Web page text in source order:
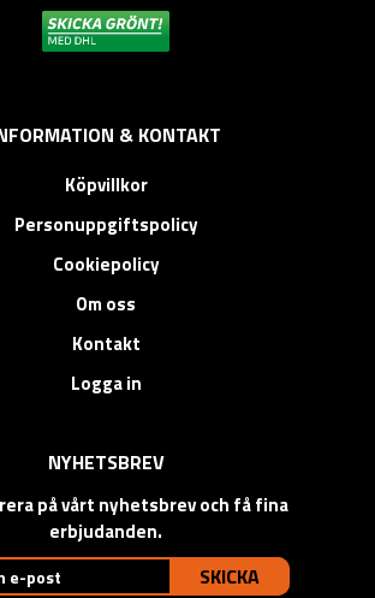
& KONTAKT
Köpvillkor
Personuppgiftspolicy
Cookiepolicy
Om oss
Kontakt
Logga in
NYHETSBREV
på vårt nyhetsbrev och få fina
erbjudanden.
SKICKA